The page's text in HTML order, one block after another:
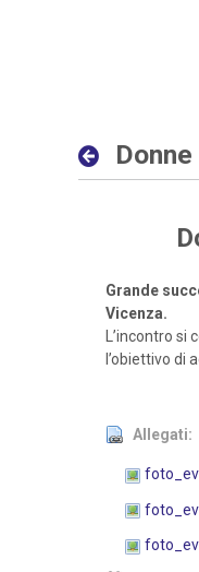
Grande
Vicenza.
L’incontro si
l’obiettivo di
Allegati: